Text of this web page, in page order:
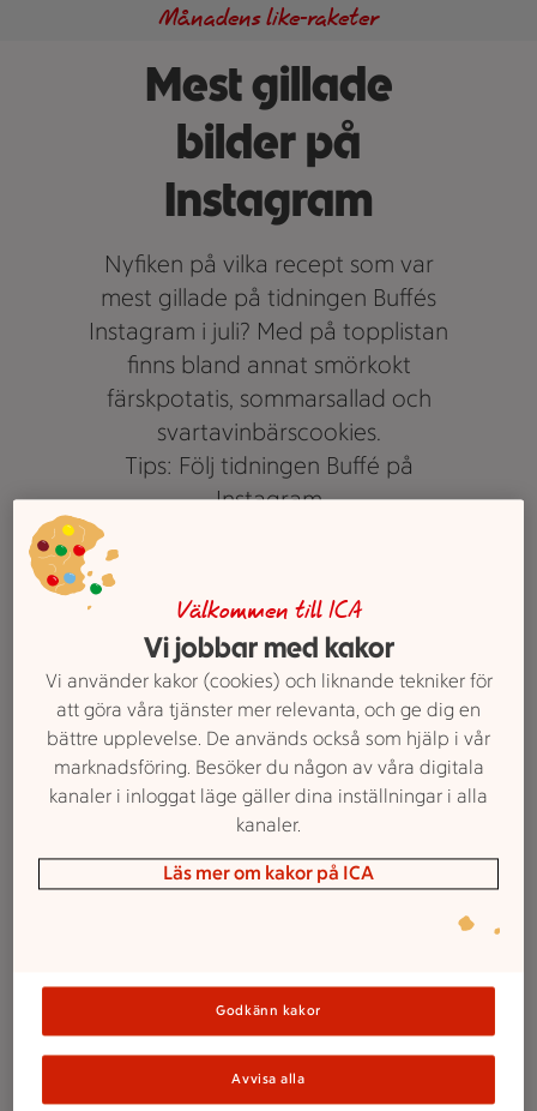
Mest gillade
bilder på
Instagram
Månadens like-raketer
Nyfiken på vilka recept som var
mest gillade på tidningen Buffés
Instagram i juli? Med på topplistan
finns bland annat smörkokt
färskpotatis, sommarsallad och
svartavinbärscookies.
Tips: Följ tidningen Buffé på
Instagram
Topp 5 mest gillade recepten
i juli
Välkommen till ICA
Vi jobbar med kakor
Vi använder kakor (cookies) och liknande tekniker för
att göra våra tjänster mer relevanta, och ge dig en
bättre upplevelse. De används också som hjälp i vår
marknadsföring. Besöker du någon av våra digitala
kanaler i inloggat läge gäller dina inställningar i alla
kanaler.
Läs mer om kakor på ICA
Godkänn kakor
Avvisa alla